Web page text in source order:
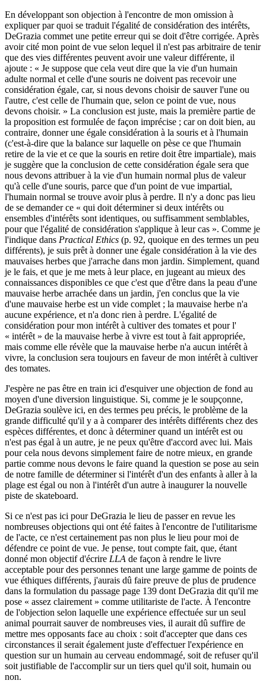
En développant son objection à l'encontre de mon omission à
expliquer par quoi se traduit l'égalité de considération des intérêts,
DeGrazia commet une petite erreur qui se doit d'être corrigée. Après
avoir cité mon point de vue selon lequel il n'est pas arbitraire de tenir
que des vies différentes peuvent avoir une valeur différente, il
ajoute : « Je suppose que cela veut dire que la vie d'un humain
adulte normal et celle d'une souris ne doivent pas recevoir une
considération égale, car, si nous devons choisir de sauver l'une ou
l'autre, c'est celle de l'humain que, selon ce point de vue, nous
devons choisir. » La conclusion est juste, mais la première partie de
la proposition est formulée de façon imprécise ; car on doit bien, au
contraire, donner une égale considération à la souris et à l'humain
(c'est-à-dire que la balance sur laquelle on pèse ce que l'humain
retire de la vie et ce que la souris en retire doit être impartiale), mais
je suggère que la conclusion de cette considération égale sera que
nous devons attribuer à la vie d'un humain normal plus de valeur
qu'à celle d'une souris, parce que d'un point de vue impartial,
l'humain normal se trouve avoir plus à perdre. Il n'y a donc pas lieu
de se demander ce « qui doit déterminer si deux intérêts ou
ensembles d'intérêts sont identiques, ou suffisamment semblables,
pour que l'égalité de considération s'applique à leur cas ». Comme je
l'indique dans Practical Ethics (p. 92, quoique en des termes un peu
différents), je suis prêt à donner une égale considération à la vie des
mauvaises herbes que j'arrache dans mon jardin. Simplement, quand
je le fais, et que je me mets à leur place, en jugeant au mieux des
connaissances disponibles ce que c'est que d'être dans la peau d'une
mauvaise herbe arrachée dans un jardin, j'en conclus que la vie
d'une mauvaise herbe est un vide complet ; la mauvaise herbe n'a
aucune expérience, et n'a donc rien à perdre. L'égalité de
considération pour mon intérêt à cultiver des tomates et pour l'
« intérêt » de la mauvaise herbe à vivre est tout à fait appropriée,
mais comme elle révèle que la mauvaise herbe n'a aucun intérêt à
vivre, la conclusion sera toujours en faveur de mon intérêt à cultiver
des tomates.
J'espère ne pas être en train ici d'esquiver une objection de fond au
moyen d'une diversion linguistique. Si, comme je le soupçonne,
DeGrazia soulève ici, en des termes peu précis, le problème de la
grande difficulté qu'il y a à comparer des intérêts différents chez des
espèces différentes, et donc à déterminer quand un intérêt est ou
n'est pas égal à un autre, je ne peux qu'être d'accord avec lui. Mais
pour cela nous devons simplement faire de notre mieux, en grande
partie comme nous devons le faire quand la question se pose au sein
de notre famille de déterminer si l'intérêt d'un des enfants à aller à la
plage est égal ou non à l'intérêt d'un autre à inaugurer la nouvelle
piste de skateboard.
Si ce n'est pas ici pour DeGrazia le lieu de passer en revue les
nombreuses objections qui ont été faites à l'encontre de l'utilitarisme
de l'acte, ce n'est certainement pas non plus le lieu pour moi de
défendre ce point de vue. Je pense, tout compte fait, que, étant
donné mon objectif d'écrire LLA de façon à rendre le livre
acceptable pour des personnes tenant une large gamme de points de
vue éthiques différents, j'aurais dû faire preuve de plus de prudence
dans la formulation du passage page 139 dont DeGrazia dit qu'il me
pose « assez clairement » comme utilitariste de l'acte. À l'encontre
de l'objection selon laquelle une expérience effectuée sur un seul
animal pourrait sauver de nombreuses vies, il aurait dû suffire de
mettre mes opposants face au choix : soit d'accepter que dans ces
circonstances il serait également juste d'effectuer l'expérience en
question sur un humain au cerveau endommagé, soit de refuser qu'il
soit justifiable de l'accomplir sur un tiers quel qu'il soit, humain ou
non.